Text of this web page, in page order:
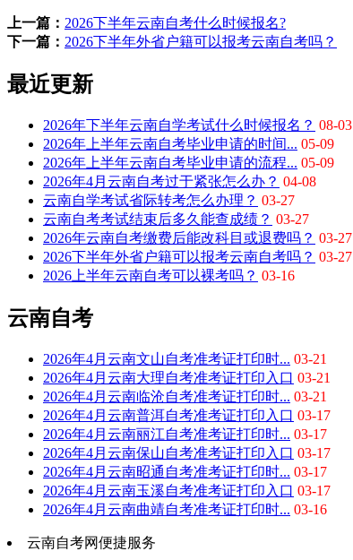
上一篇： 2026下半年云南自考什么时候报名?
下一篇： 2026下半年外省户籍可以报考云南自考吗？
最近更新
2026年下半年云南自学考试什么时候报名？ 08-03
2026年上半年云南自考毕业申请的时间... 05-09
2026年上半年云南自考毕业申请的流程... 05-09
2026年4月云南自考过于紧张怎么办？ 04-08
云南自学考试省际转考怎么办理？ 03-27
云南自考考试结束后多久能查成绩？ 03-27
2026年云南自考缴费后能改科目或退费吗？ 03-27
2026下半年外省户籍可以报考云南自考吗？ 03-27
2026上半年云南自考可以裸考吗？ 03-16
云南自考
2026年4月云南文山自考准考证打印时... 03-21
2026年4月云南大理自考准考证打印入口 03-21
2026年4月云南临沧自考准考证打印时... 03-21
2026年4月云南普洱自考准考证打印入口 03-17
2026年4月云南丽江自考准考证打印时... 03-17
2026年4月云南保山自考准考证打印入口 03-17
2026年4月云南昭通自考准考证打印时... 03-17
2026年4月云南玉溪自考准考证打印入口 03-17
2026年4月云南曲靖自考准考证打印时... 03-16
云南自考网便捷服务